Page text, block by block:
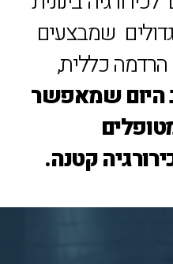
שמבצעים
כללית,
היום שמאפשר
קטנה.